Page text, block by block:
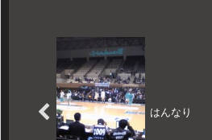
はんなり